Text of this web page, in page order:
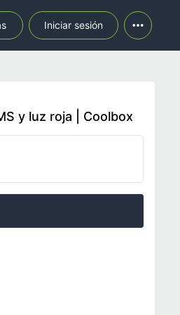
Iniciar sesión
y luz roja | Coolbox